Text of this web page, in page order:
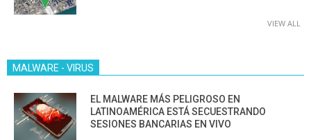
VIEW ALL
MALWARE - VIRUS
EL MALWARE MÁS PELIGROSO EN
LATINOAMÉRICA ESTÁ SECUESTRANDO
SESIONES BANCARIAS EN VIVO